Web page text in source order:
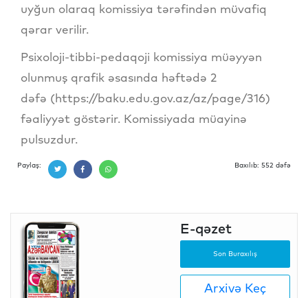
uyğun olaraq komissiya tərəfindən müvafiq
qərar verilir.
Psixoloji-tibbi-pedaqoji komissiya müəyyən
olunmuş qrafik əsasında həftədə 2
dəfə (https://baku.edu.gov.az/az/page/316)
fəaliyyət göstərir. Komissiyada müayinə
pulsuzdur.
Paylaş: Baxılıb: 552 dəfə
E-qəzet
Son Buraxılış
Arxivə Keç